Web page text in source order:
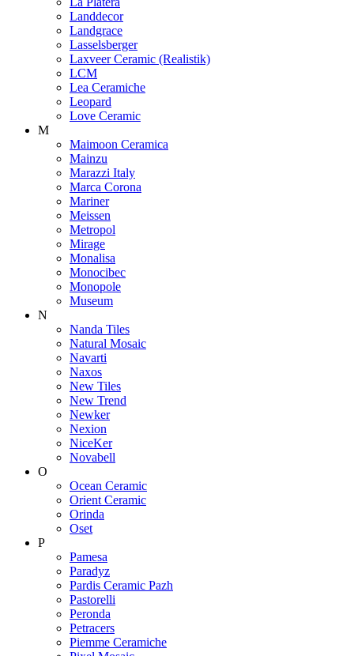
Landdecor
Landgrace
Lasselsberger
Laxveer Ceramic (Realistik)
LCM
Lea Ceramiche
Leopard
Love Ceramic
M
Maimoon Ceramica
Mainzu
Marazzi Italy
Marca Corona
Mariner
Meissen
Metropol
Mirage
Monalisa
Monocibec
Monopole
Museum
N
Nanda Tiles
Natural Mosaic
Navarti
Naxos
New Tiles
New Trend
Newker
Nexion
NiceKer
Novabell
O
Ocean Ceramic
Orient Ceramic
Orinda
Oset
P
Pamesa
Paradyz
Pardis Ceramic Pazh
Pastorelli
Peronda
Petracers
Piemme Ceramiche